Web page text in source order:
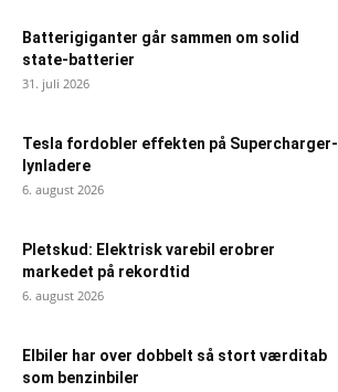
Batterigiganter går sammen om solid
state-batterier
31. juli 2026
Tesla fordobler effekten på Supercharger-
lynladere
6. august 2026
Pletskud: Elektrisk varebil erobrer
markedet på rekordtid
6. august 2026
Elbiler har over dobbelt så stort værditab
som benzinbiler